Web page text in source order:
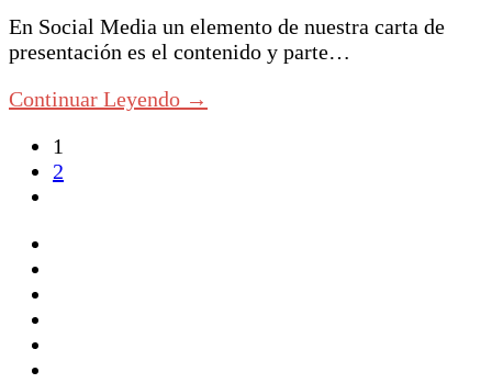
En Social Media un elemento de nuestra carta de
presentación es el contenido y parte…
Continuar Leyendo →
1
2